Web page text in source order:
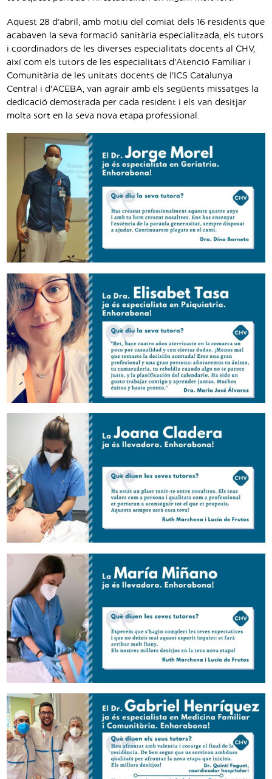
Aquest 28 d’abril, amb motiu del comiat dels 16 residents que
acabaven la seva formació sanitària especialitzada, els tutors
i coordinadors de les diverses especialitats docents al CHV,
així com els tutors de les especialitats d'Atenció Familiar i
Comunitària de les unitats docents de l'ICS Catalunya
Central i d'ACEBA, van agrair amb els següents missatges la
dedicació demostrada per cada resident i els van desitjar
molta sort en la seva nova etapa professional.